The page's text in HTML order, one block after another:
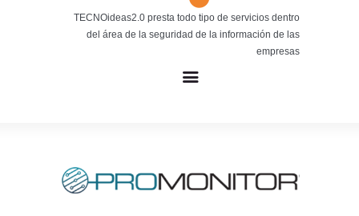
TECNOideas2.0 presta todo tipo de servicios dentro
del área de la seguridad de la información de las
empresas